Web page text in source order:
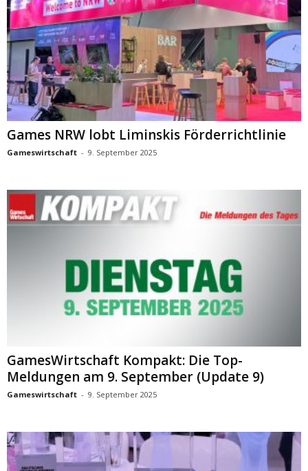
Games NRW lobt Liminskis Förderrichtlinie
Gameswirtschaft - 9. September 2025
GamesWirtschaft Kompakt: Die Top-
Meldungen am 9. September (Update 9)
Gameswirtschaft - 9. September 2025